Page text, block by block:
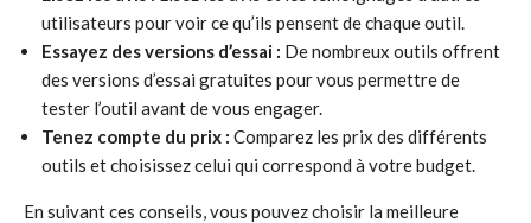
utilisateurs pour voir ce qu’ils pensent de chaque outil.
Essayez des versions d’essai : De nombreux outils offrent
des versions d’essai gratuites pour vous permettre de
tester l’outil avant de vous engager.
Tenez compte du prix : Comparez les prix des différents
outils et choisissez celui qui correspond à votre budget.
En suivant ces conseils, vous pouvez choisir la meilleure